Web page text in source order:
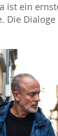
ist ein
Die